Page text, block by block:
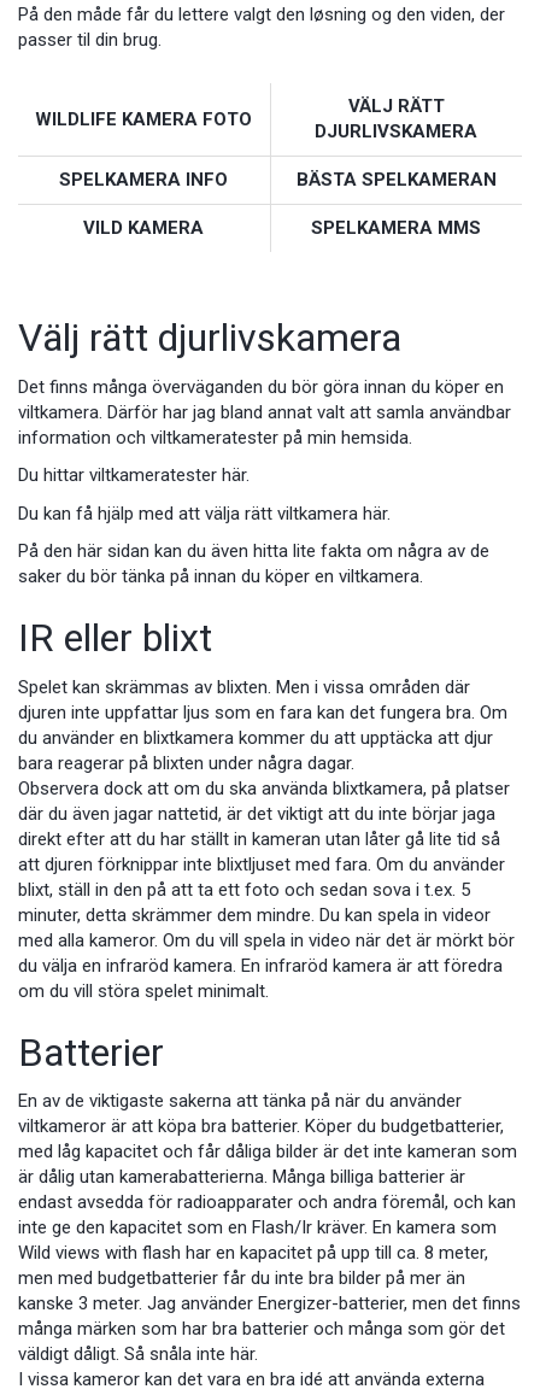
På den måde får du lettere valgt den løsning og den viden, der
passer til din brug.
WILDLIFE KAMERA FOTO
VÄLJ RÄTT
DJURLIVSKAMERA
SPELKAMERA INFO BÄSTA SPELKAMERAN
VILD KAMERA SPELKAMERA MMS
Välj rätt djurlivskamera
Det finns många överväganden du bör göra innan du köper en
viltkamera. Därför har jag bland annat valt att samla användbar
information och viltkameratester på min hemsida.
Du hittar viltkameratester här.
Du kan få hjälp med att välja rätt viltkamera här.
På den här sidan kan du även hitta lite fakta om några av de
saker du bör tänka på innan du köper en viltkamera.
IR eller blixt
Spelet kan skrämmas av blixten. Men i vissa områden där
djuren inte uppfattar ljus som en fara kan det fungera bra. Om
du använder en blixtkamera kommer du att upptäcka att djur
bara reagerar på blixten under några dagar.
Observera dock att om du ska använda blixtkamera, på platser
där du även jagar nattetid, är det viktigt att du inte börjar jaga
direkt efter att du har ställt in kameran utan låter gå lite tid så
att djuren förknippar inte blixtljuset med fara. Om du använder
blixt, ställ in den på att ta ett foto och sedan sova i t.ex. 5
minuter, detta skrämmer dem mindre. Du kan spela in videor
med alla kameror. Om du vill spela in video när det är mörkt bör
du välja en infraröd kamera. En infraröd kamera är att föredra
om du vill störa spelet minimalt.
Batterier
En av de viktigaste sakerna att tänka på när du använder
viltkameror är att köpa bra batterier. Köper du budgetbatterier,
med låg kapacitet och får dåliga bilder är det inte kameran som
är dålig utan kamerabatterierna. Många billiga batterier är
endast avsedda för radioapparater och andra föremål, och kan
inte ge den kapacitet som en Flash/Ir kräver. En kamera som
Wild views with flash har en kapacitet på upp till ca. 8 meter,
men med budgetbatterier får du inte bra bilder på mer än
kanske 3 meter. Jag använder Energizer-batterier, men det finns
många märken som har bra batterier och många som gör det
väldigt dåligt. Så snåla inte här.
I vissa kameror kan det vara en bra idé att använda externa